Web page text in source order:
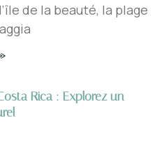
de la beauté, la plage
Rica : Explorez un